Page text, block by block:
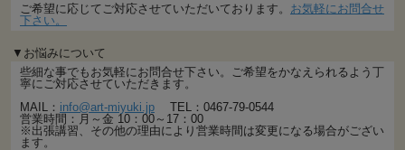
ご希望に応じてご対応させていただいております。 お気軽にお問合せ
下さい。
▼お悩みについて
些細な事でもお気軽にお問合せ下さい。ご希望をかなえられるよう丁
寧にご対応させていただきます。
MAIL： info@art-miyuki.jp TEL：0467-79-0544
営業時間：月～金 10：00～17：00
※出張講習、その他の理由により営業時間は変更になる場合がござい
ます。